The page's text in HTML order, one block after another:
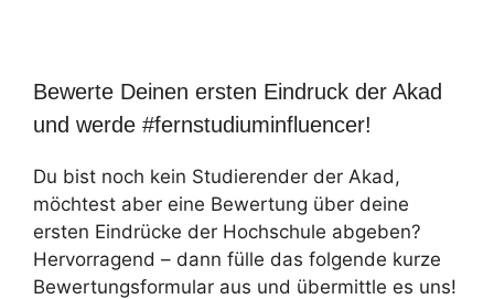
Bewerte Deinen ersten Eindruck der Akad
und werde #fernstudiuminfluencer!
Du bist noch kein Studierender der Akad,
möchtest aber eine Bewertung über deine
ersten Eindrücke der Hochschule abgeben?
Hervorragend – dann fülle das folgende kurze
Bewertungsformular aus und übermittle es uns!